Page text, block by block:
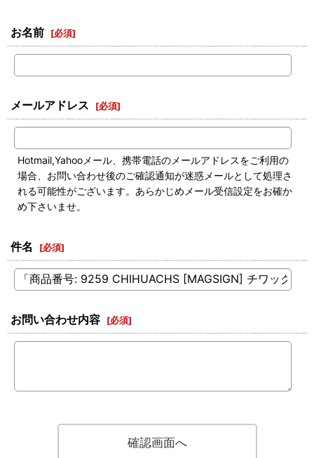
お名前 [必須]
メールアドレス [必須]
Hotmail,Yahooメール、携帯電話のメールアドレスをご利用の
場合、お問い合わせ後のご確認通知が迷惑メールとして処理さ
れる可能性がございます。あらかじめメール受信設定をお確か
め下さいませ。
件名 [必須]
お問い合わせ内容 [必須]
確認画面へ